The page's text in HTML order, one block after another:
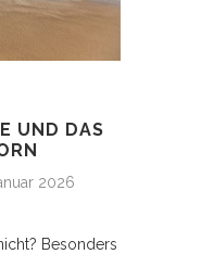
UND DAS
2026
Besonders